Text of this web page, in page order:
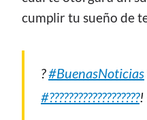
cumplir tu sueño de
?#BuenasNoticias
#???????????????????!